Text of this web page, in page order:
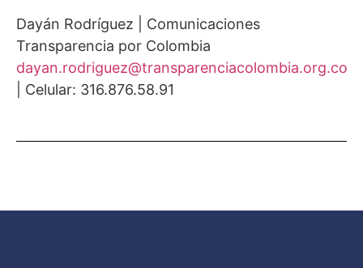
Dayán Rodríguez | Comunicaciones
Transparencia por Colombia
dayan.rodriguez@transparenciacolombia.org.co
| Celular: 316.876.58.91